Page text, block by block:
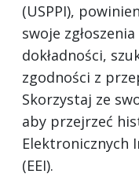
(USPPI),
swoje
dokładności,
zgodności z
Skorzystaj ze
aby przejrzeć
Elektronicznych
(EEI).